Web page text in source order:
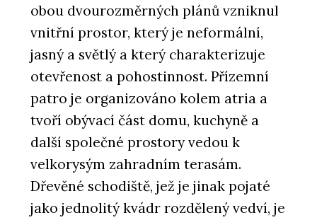
obou dvourozměrných plánů vzniknul
vnitřní prostor, který je neformální,
jasný a světlý a který charakterizuje
otevřenost a pohostinnost. Přízemní
patro je organizováno kolem atria a
tvoří obývací část domu, kuchyně a
další společné prostory vedou k
velkorysým zahradním terasám.
Dřevěné schodiště, jež je jinak pojaté
jako jednolitý kvádr rozdělený vedví, je